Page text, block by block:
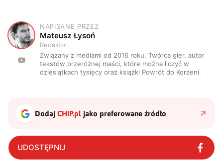
M
NAPISANE PRZEZ
Mateusz Łysoń
Redaktor
Związany z mediami od 2016 roku. Twórca gier, autor
tekstów przeróżnej maści, które można liczyć w
dziesiątkach tysięcy oraz książki Powrót do Korzeni.
DodajCHIP.pl jako preferowane źródło
UDOSTĘPNIJ